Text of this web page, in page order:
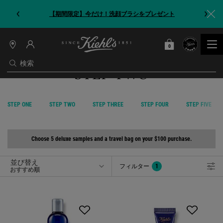
【期間限定】今だけ！洗顔ブラシをプレゼント
検索
店
情
報
カート
0
0 カート内の製品
STEP TWO
STEP ONE STEP TWO STEP THREE STEP FOUR STEP FIVE
Choose 5 deluxe samples and a travel bag on your $100 purchase.
並び替え フィルター
フィルターメニュー
1
フィルターが適用されました